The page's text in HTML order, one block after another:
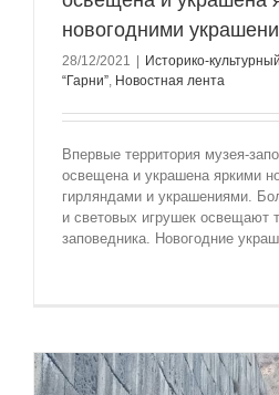
новогодними
28/12/2021
Историко-
“Гарни”, Новостная лента
Впервые территория музея-
освещена и украшена яркими
гирляндами и украшениями.
и световых игрушек освещают
заповедника. Новогодние